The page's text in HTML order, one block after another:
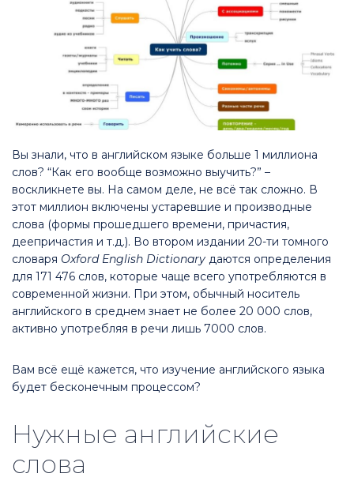
Вы знали, что в английском языке больше 1 миллиона
слов? “Как его вообще возможно выучить?” –
воскликнете вы. На самом деле, не всё так сложно. В
этот миллион включены устаревшие и производные
слова (формы прошедшего времени, причастия,
деепричастия и т.д.). Во втором издании 20-ти томного
словаря Oxford English Dictionary даются определения
для 171 476 слов, которые чаще всего употребляются в
современной жизни. При этом, обычный носитель
английского в среднем знает не более 20 000 слов,
активно употребляя в речи лишь 7000 слов.
Вам всё ещё кажется, что изучение английского языка
будет бесконечным процессом?
Нужные английские
слова